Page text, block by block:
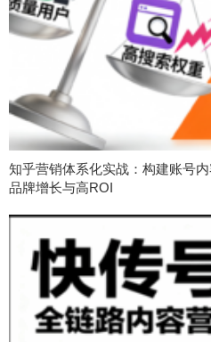
知乎营销体系化实战：构建账号
品牌增长与高ROI